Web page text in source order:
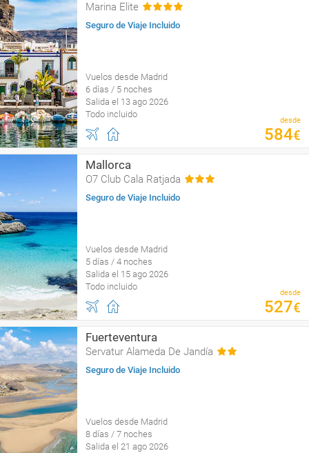
Marina Elite
Seguro de Viaje Incluido
Vuelos desde Madrid
6 días / 5 noches
Salida el 13 ago 2026
Todo incluido
desde
584€
Mallorca
O7 Club Cala Ratjada
Seguro de Viaje Incluido
Vuelos desde Madrid
5 días / 4 noches
Salida el 15 ago 2026
Todo incluido
desde
527€
Fuerteventura
Servatur Alameda De Jandía
Seguro de Viaje Incluido
Vuelos desde Madrid
8 días / 7 noches
Salida el 21 ago 2026